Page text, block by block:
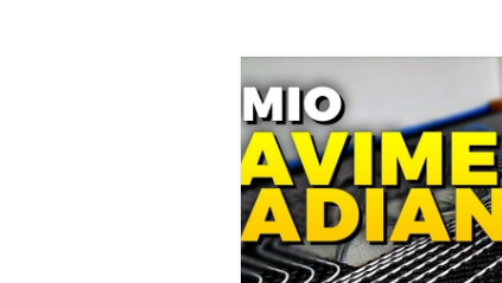
Direttiva Case Green
Batteria d'Accumulo
Interventi in condominio